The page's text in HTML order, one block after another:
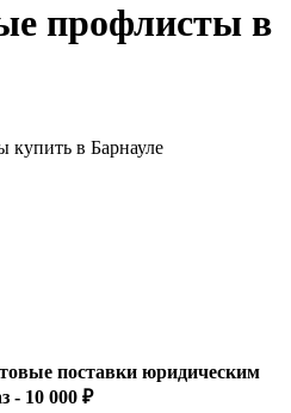
профлисты в
поставки юридическим
- 10 000 ₽